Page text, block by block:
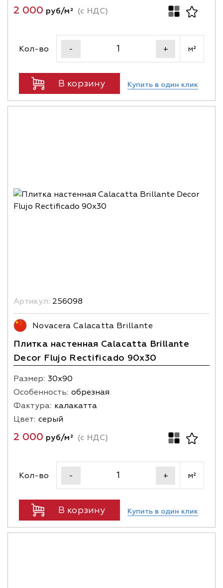
2 000 руб/м² (с НДС)
Кол-во - + м²
В корзину Купить в один клик
Артикул: 256098
Novacera Calacatta Brillante
Плитка настенная Calacatta Brillante
Decor Flujo Rectificado 90x30
Размер: 30х90
Особенность: обрезная
Фактура: калакатта
Цвет: серый
2 000 руб/м² (с НДС)
Кол-во - + м²
В корзину Купить в один клик